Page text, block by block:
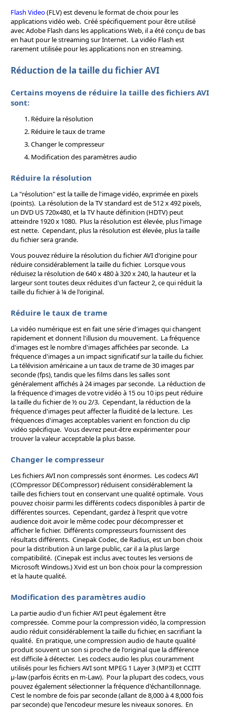
Flash Video(FLV) est devenu le format de choix pour les
applications vidéo web. Créé spécifiquement pour être utilisé
avec Adobe Flash dans les applications Web, il a été conçu de bas
en haut pour le streaming sur Internet. La vidéo Flash est
rarement utilisée pour les applications non en streaming.
Réduction de la taille du fichier AVI
Certains moyens de réduire la taille des fichiers AVI
sont:
Réduire la résolution
Réduire le taux de trame
Changer le compresseur
Modification des paramètres audio
Réduire la résolution
La "résolution" est la taille de l'image vidéo, exprimée en pixels
(points). La résolution de la TV standard est de 512 x 492 pixels,
un DVD US 720x480, et la TV haute définition (HDTV) peut
atteindre 1920 x 1080. Plus la résolution est élevée, plus l'image
est nette. Cependant, plus la résolution est élevée, plus la taille
du fichier sera grande.
Vous pouvez réduire la résolution du fichier AVI d'origine pour
réduire considérablement la taille du fichier. Lorsque vous
réduisez la résolution de 640 x 480 à 320 x 240, la hauteur et la
largeur sont toutes deux réduites d'un facteur 2, ce qui réduit la
taille du fichier à ¼ de l'original.
Réduire le taux de trame
La vidéo numérique est en fait une série d'images qui changent
rapidement et donnent l'illusion du mouvement. La fréquence
d'images est le nombre d'images affichées par seconde. La
fréquence d'images a un impact significatif sur la taille du fichier.
La télévision américaine a un taux de trame de 30 images par
seconde (fps), tandis que les films dans les salles sont
généralement affichés à 24 images par seconde. La réduction de
la fréquence d'images de votre vidéo à 15 ou 10 ips peut réduire
la taille du fichier de ½ ou 2/3. Cependant, la réduction de la
fréquence d'images peut affecter la fluidité de la lecture. Les
fréquences d'images acceptables varient en fonction du clip
vidéo spécifique. Vous devrez peut-être expérimenter pour
trouver la valeur acceptable la plus basse.
Changer le compresseur
Les fichiers AVI non compressés sont énormes. Les codecs AVI
(COmpressor DECompressor) réduisent considérablement la
taille des fichiers tout en conservant une qualité optimale. Vous
pouvez choisir parmi les différents codecs disponibles à partir de
différentes sources. Cependant, gardez à l'esprit que votre
audience doit avoir le même codec pour décompresser et
afficher le fichier. Différents compresseurs fournissent des
résultats différents. Cinepak Codec, de Radius, est un bon choix
pour la distribution à un large public, car il a la plus large
compatibilité. (Cinepak est inclus avec toutes les versions de
Microsoft Windows.) Xvid est un bon choix pour la compression
et la haute qualité.
Modification des paramètres audio
La partie audio d'un fichier AVI peut également être
compressée. Comme pour la compression vidéo, la compression
audio réduit considérablement la taille du fichier, en sacrifiant la
qualité. En pratique, une compression audio de haute qualité
produit souvent un son si proche de l'original que la différence
est difficile à détecter. Les codecs audio les plus couramment
utilisés pour les fichiers AVI sont MPEG 1 Layer 3 (MP3) et CCITT
μ-law (parfois écrits en m-Law). Pour la plupart des codecs, vous
pouvez également sélectionner la fréquence d'échantillonnage.
C'est le nombre de fois par seconde (allant de 8,000 à 4 8,000 fois
par seconde) que l'encodeur mesure les niveaux sonores. En